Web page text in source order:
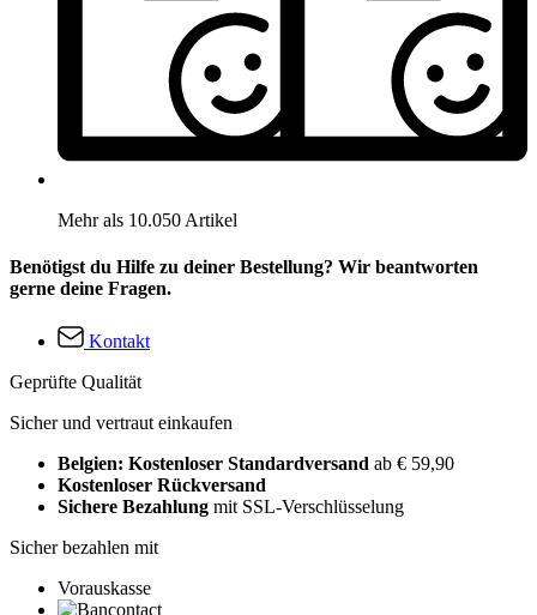
Mehr als 10.050 Artikel
Benötigst du Hilfe zu deiner Bestellung? Wir beantworten
gerne deine Fragen.
Kontakt
Geprüfte Qualität
Sicher und vertraut einkaufen
Belgien: Kostenloser Standardversand ab € 59,90
Kostenloser Rückversand
Sichere Bezahlung mit SSL-Verschlüsselung
Sicher bezahlen mit
Vorauskasse